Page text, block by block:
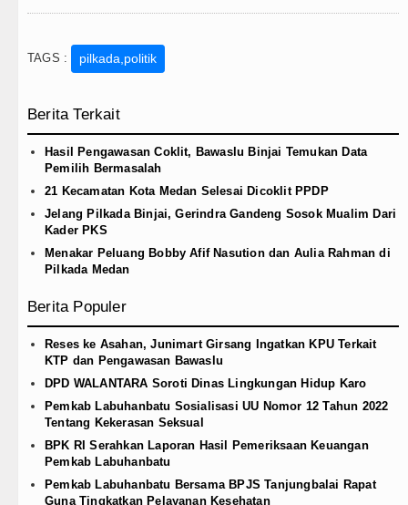
TAGS : pilkada,politik
Berita Terkait
Hasil Pengawasan Coklit, Bawaslu Binjai Temukan Data
Pemilih Bermasalah
21 Kecamatan Kota Medan Selesai Dicoklit PPDP
Jelang Pilkada Binjai, Gerindra Gandeng Sosok Mualim Dari
Kader PKS
Menakar Peluang Bobby Afif Nasution dan Aulia Rahman di
Pilkada Medan
Berita Populer
Reses ke Asahan, Junimart Girsang Ingatkan KPU Terkait
KTP dan Pengawasan Bawaslu
DPD WALANTARA Soroti Dinas Lingkungan Hidup Karo
Pemkab Labuhanbatu Sosialisasi UU Nomor 12 Tahun 2022
Tentang Kekerasan Seksual
BPK RI Serahkan Laporan Hasil Pemeriksaan Keuangan
Pemkab Labuhanbatu
Pemkab Labuhanbatu Bersama BPJS Tanjungbalai Rapat
Guna Tingkatkan Pelayanan Kesehatan